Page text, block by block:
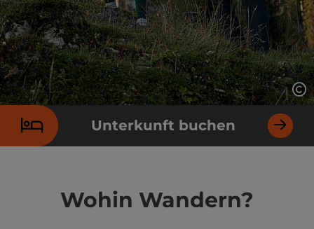
Unterkunft buchen
Wohin Wandern?